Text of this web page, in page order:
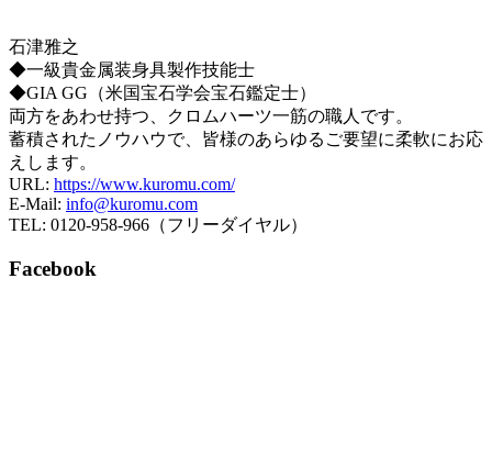
石津雅之
◆一級貴金属装身具製作技能士
◆GIA GG（米国宝石学会宝石鑑定士）
両方をあわせ持つ、クロムハーツ一筋の職人です。
蓄積されたノウハウで、皆様のあらゆるご要望に柔軟にお応
えします。
URL: https://www.kuromu.com/
E-Mail: info@kuromu.com
TEL: 0120-958-966（フリーダイヤル）
Facebook